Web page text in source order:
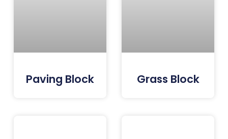
Paving Block Grass Block